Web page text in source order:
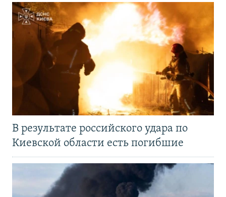
В результате российского удара по
Киевской области есть погибшие